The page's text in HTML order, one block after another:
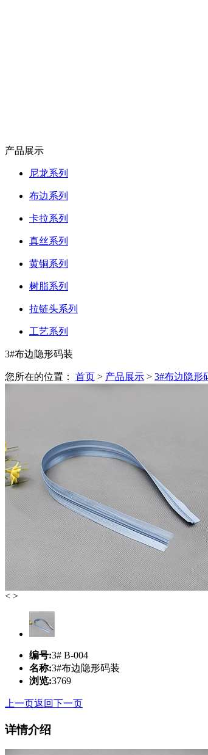
产品展示
尼龙系列
布边系列
卡拉系列
真丝系列
黄铜系列
树脂系列
拉链头系列
工艺系列
3#布边隐形码装
您所在的位置： 首页 > 产品展示 > 3#布边隐形
< >
编号:3# B-004
名称:3#布边隐形码装
浏览:3769
上一页返回下一页
详情介绍